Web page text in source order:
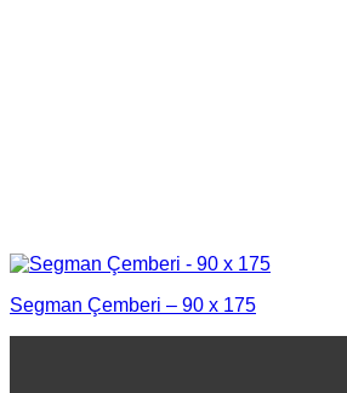
Segman Çemberi – 90 x 175